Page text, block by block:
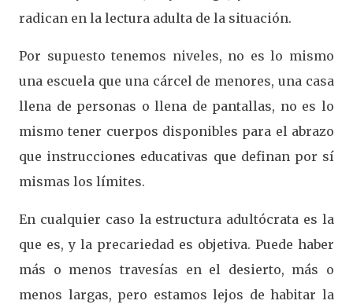
radican en la lectura adulta de la situación.
Por supuesto tenemos niveles, no es lo mismo
una escuela que una cárcel de menores, una casa
llena de personas o llena de pantallas, no es lo
mismo tener cuerpos disponibles para el abrazo
que instrucciones educativas que definan por sí
mismas los límites.
En cualquier caso la estructura adultócrata es la
que es, y la precariedad es objetiva. Puede haber
más o menos travesías en el desierto, más o
menos largas, pero estamos lejos de habitar la